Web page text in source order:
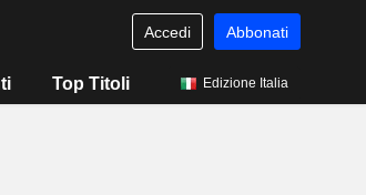
Accedi Abbonati
Top Titoli Edizione Italia